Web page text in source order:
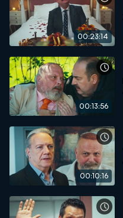
00:23:14
00:13:56
00:10:16